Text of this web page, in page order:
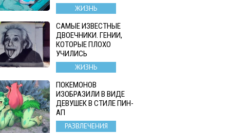
ЖИЗНЬ
САМЫЕ ИЗВЕСТНЫЕ
ДВОЕЧНИКИ. ГЕНИИ,
КОТОРЫЕ ПЛОХО
УЧИЛИСЬ
ЖИЗНЬ
ПОКЕМОНОВ
ИЗОБРАЗИЛИ В ВИДЕ
ДЕВУШЕК В СТИЛЕ ПИН-
АП
РАЗВЛЕЧЕНИЯ